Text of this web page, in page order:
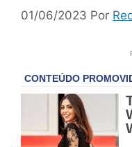
01/06/2023 Por